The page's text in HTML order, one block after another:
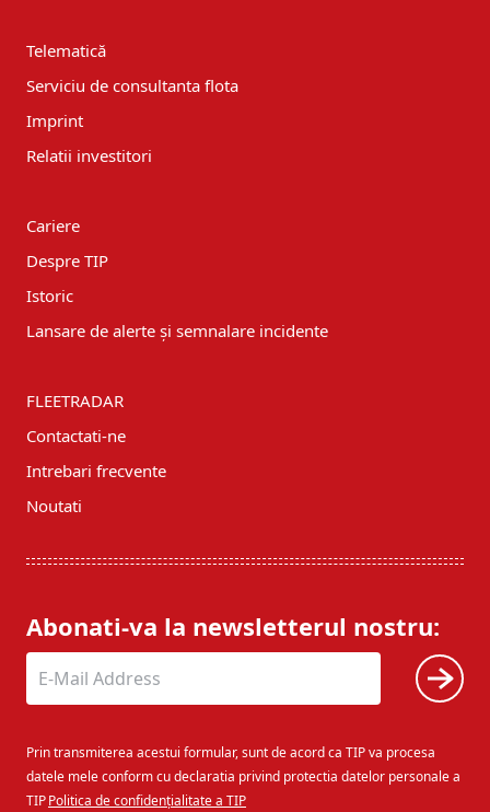
Telematică
Serviciu de consultanta flota
Imprint
Relatii investitori
Cariere
Despre TIP
Istoric
Lansare de alerte și semnalare incidente
FLEETRADAR
Contactati-ne
Intrebari frecvente
Noutati
Abonati-va la newsletterul nostru:
Prin transmiterea acestui formular, sunt de acord ca TIP va procesa
datele mele conform cu declaratia privind protectia datelor personale a
TIPPolitica de confidențialitate a TIP